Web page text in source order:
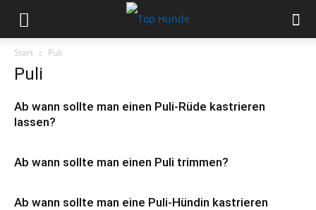
Start Puli
Puli
Ab wann sollte man einen Puli-Rüde kastrieren
lassen?
Ab wann sollte man einen Puli trimmen?
Ab wann sollte man eine Puli-Hündin kastrieren